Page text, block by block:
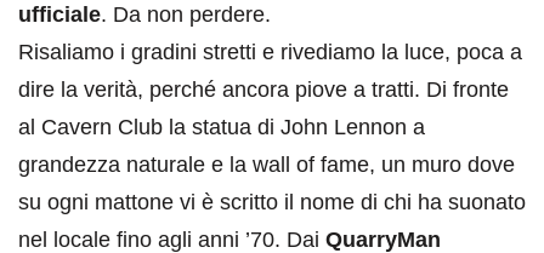
ufficiale. Da non perdere.
Risaliamo i gradini stretti e rivediamo la luce, poca a
dire la verità, perché ancora piove a tratti. Di fronte
al Cavern Club la statua di John Lennon a
grandezza naturale e la wall of fame, un muro dove
su ogni mattone vi è scritto il nome di chi ha suonato
nel locale fino agli anni ’70. Dai QuarryMan